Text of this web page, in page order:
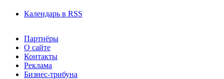
Календарь в RSS
Партнёры
О сайте
Контакты
Реклама
Бизнес-трибуна